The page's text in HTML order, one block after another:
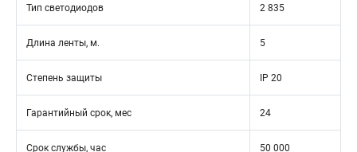
Тип светодиодов 2 835
Длина ленты, м. 5
Степень защиты IP 20
Гарантийный срок, мес 24
Срок службы, час 50 000